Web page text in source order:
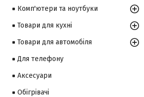
Комп'ютери та ноутбуки
Товари для кухні
Товари для автомобіля
Для телефону
Аксесуари
Обігрівачі